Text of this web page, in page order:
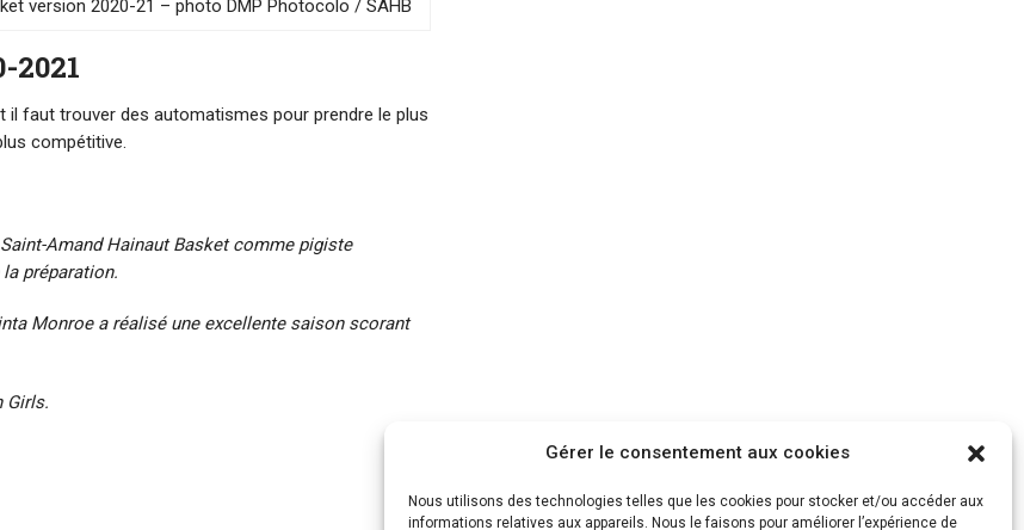
Gérer le consentement aux cookies
Nous utilisons des technologies telles que les cookies pour stocker et/ou accéder aux
informations relatives aux appareils. Nous le faisons pour améliorer l’expérience de
version 2020-21 – photo DMP Photocolo / SAHB
2021
faut trouver des automatismes pour prendre le plus
compétitive.
Amand Hainaut Basket comme pigiste
préparation.
Monroe a réalisé une excellente saison scorant
Girls.